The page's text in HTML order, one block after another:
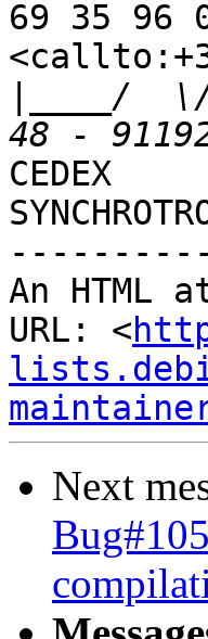
69 35 96
____/
CEDEX
An HTML
URL: <
Next